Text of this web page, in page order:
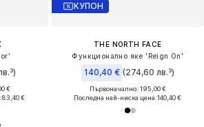
€
83,40 €
КУПОН
THE NORTH FACE
Функционално яке 'Reign On'
140,40 € (274,60 лв.³)
Първоначално: 195,00 €
Последна най-ниска цена:140,40 €